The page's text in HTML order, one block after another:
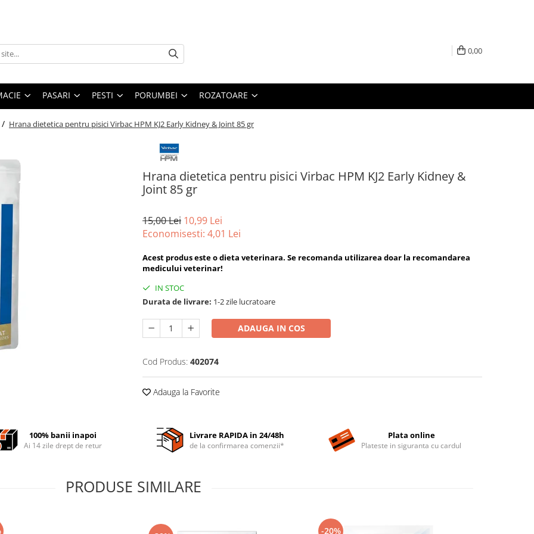
0,00
PASARI PESTI PORUMBEI ROZATOARE
/ Hrana dietetica pentru pisici Virbac HPM KJ2 Early Kidney & Joint 85 gr
Hrana dietetica pentru pisici Virbac HPM KJ2 Early Kidney &
Joint 85 gr
15,00 Lei 10,99 Lei
Economisesti: 4,01 Lei
Acest produs este o dieta veterinara. Se recomanda utilizarea doar la recomandarea
medicului veterinar!
IN STOC
Durata de livrare: 1-2 zile lucratoare
ADAUGA IN COS
Cod Produs: 402074
Adauga la Favorite
100% banii inapoi
Ai 14 zile drept de retur
Livrare RAPIDA in 24/48h
de la confirmarea comenzii*
Plata online
Plateste in siguranta cu cardul
PRODUSE SIMILARE
-20%